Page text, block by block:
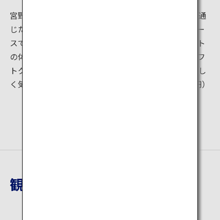
宮野園ではお茶摘みを体験できるだけでなく、お茶を通
じた多くの体験コースがあります。「お抹茶体験」コー
スでは、茶臼で抹茶ひきから始まり、茶道や抹茶アート
の体験ができます。ひき立ての抹茶をかけたバニラソフ
トクリームも。日本を代表する伝統文化「茶道」を楽し
く気軽に体験できます。（完全予約制・体験料2,500円）
観光地詳細